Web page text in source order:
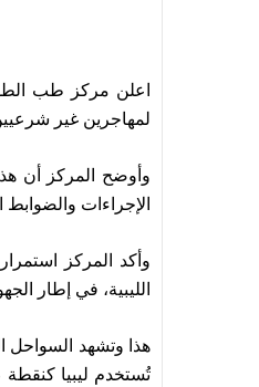
لمهاجرين غير
وأوضح المركز أن
الإجراءات
وأكد المركز
الليبية، في إطار
هذا وتشهد السواحل
تُستخدم ليبيا